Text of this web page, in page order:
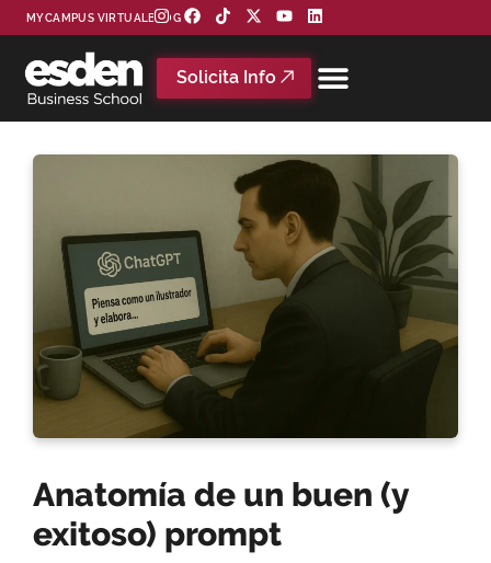
MYCAMPUS VIRTUAL BLOG
Solicita Info
Anatomía de un buen (y
exitoso) prompt